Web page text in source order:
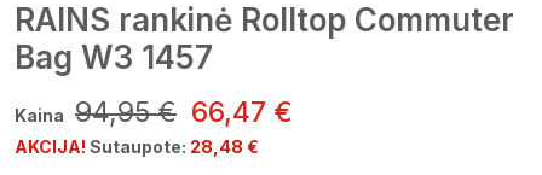
RAINS rankinė Rolltop Commuter
Bag W3 1457
Kaina 94,95 € 66,47 €
AKCIJA! Sutaupote: 28,48 €